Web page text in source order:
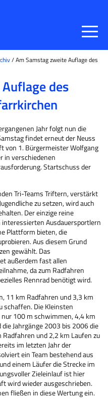
/ Am Samstag zweite Auflage des
des
Jahr folgt nun die
findet erneut der Neuss
von 1. Bürgermeister Wolfgang
in verschiedenen
Startschuss der
Tri-Teams Triftern, verstärkt
zu setzen, wird auch
Der einzige reine
Ausdauersportlern
Plattform bieten, die
Aus diesem Grund
gewählt. Das
außerdem fast allen
da zum Radfahren
Rennrad benötigt wird.
11 km Radfahren und 3,3 km
schaffen. Die Kleinsten
100 m schwimmen, 4,4 km
Jahrgänge 2003 bis 2006 die
und 2,2 km Laufen zu
im letzten Jahr der
ein Team bestehend aus
einem Läufer die Strecke im
Zieleinlauf ist hier
wird wieder ausgeschrieben.
fließen in diese Wertung ein.